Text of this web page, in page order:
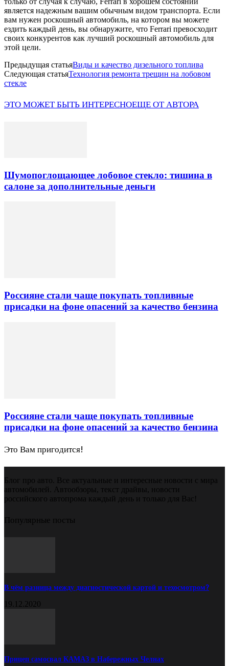
является надежным вашим обычным видом транспорта. Если
вам нужен роскошный автомобиль, на котором вы можете
ездить каждый день, вы обнаружите, что Ferrari превосходит
своих конкурентов как лучший роскошный автомобиль для
этой цели.
Предыдущая статьяВиды и качество дизельного топлива
Следующая статьяТехнология ремонта трещин на лобовом
стекле
ЭТО МОЖЕТ БЫТЬ ИНТЕРЕСНОЕЩЕ ОТ АВТОРА
Шумопоглощающее лобовое стекло: тишина в
салоне за дополнительные деньги
Россияне стали чаще покупать топливные
присадки на фоне опасений за качество бензина
Россияне стали чаще покупать топливные
присадки на фоне опасений за качество бензина
Это Вам пригодится!
Блог про авто. Все актуальные и интересные новости с мира
автомобилей. Автообзоры, текст драйвы, новости
российского автопрома каждый день и только для Вас!
Популярные посты
В чём разница между диагностической картой и техосмотром?
19.12.2020
Прицеп самосвал КАМАЗ в Набережных Челнах